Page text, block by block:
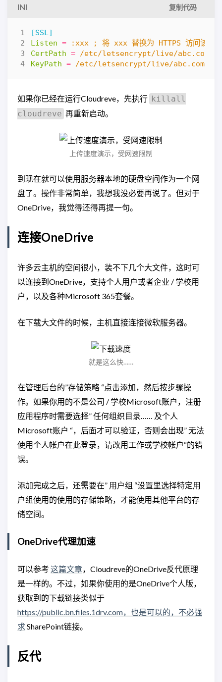
INI 复制代码
[SSL]
Listen =
:xxx ; 将 xxx 替换为 HTTPS 访问该网
CertPath = /etc/letsencrypt/live/abc.com/
KeyPath = /etc/letsencrypt/live/abc.com/
如果你已经在运行Cloudreve，先执行 killall
cloudreve 再重新启动。
上传速度演示，受网速限制
到现在就可以使用服务器本地的硬盘空间作为一个网
盘了。操作非常简单，我想我没必要再说了。但对于
OneDrive，我觉得还得再提一句。
连接OneDrive
许多云主机的空间很小，装不下几个大文件，这时可
以连接到OneDrive，支持个人用户或者企业 / 学校用
户，以及各种Microsoft 365套餐。
在下载大文件的时候，主机直接连接微软服务器。
就是这么快……
在管理后台的”存储策略 “点击添加，然后按步骤操
作。如果你用的不是公司 / 学校Microsoft账户，注册
应用程序时需要选择” 任何组织目录…… 及个人
Microsoft账户 “，后面才可以验证，否则会出现” 无法
使用个人帐户在此登录，请改用工作或学校帐户“的错
误。
添加完成之后，还需要在” 用户组 “设置里选择特定用
户组使用的使用的存储策略，才能使用其他平台的存
储空间。
OneDrive代理加速
可以参考 这篇文章，Cloudreve的OneDrive反代原理
是一样的。不过，如果你使用的是OneDrive个人版，
获取到的下载链接类似于
https://public.bn.files.1drv.com，也是可以的，不必强
求 SharePoint链接。
反代